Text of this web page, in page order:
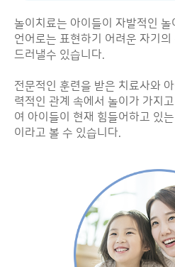
놀이치료는 아이들이 자발적인
언어로는 표현하기 어려운 자기
드러낼수 있습니다.
전문적인 훈련을 받은 치료사와
력적인 관계 속에서 놀이가 가지
여 아이들이 현재 힘들어하고 있
이라고 볼 수 있습니다.